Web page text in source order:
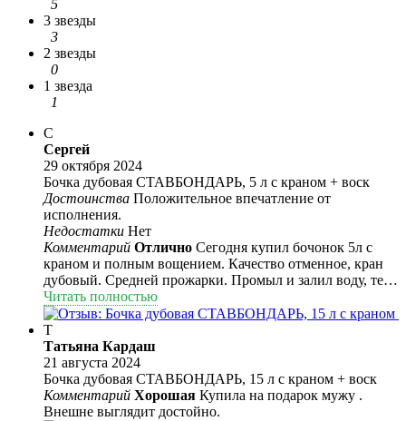
5
3 звезды
3
2 звезды
0
1 звезда
1
С
Сергей
29 октября 2024
Бочка дубовая СТАВБОНДАРЬ, 5 л с краном + воск
Достоинства Положительное впечатление от
исполнения.
Недостатки Нет
Комментарий Отлично Сегодня купил бочонок 5л с
краном и полным вощением. Качество отменное, кран
дубовый. Средней прожарки. Промыл и залил воду, течи
нет, кран держит.
Читать полностью
Т
Татьяна Кардаш
21 августа 2024
Бочка дубовая СТАВБОНДАРЬ, 15 л с краном + воск
Комментарий Хорошая Купила на подарок мужу .
Внешне выглядит достойно.